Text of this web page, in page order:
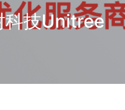
科技Unitree